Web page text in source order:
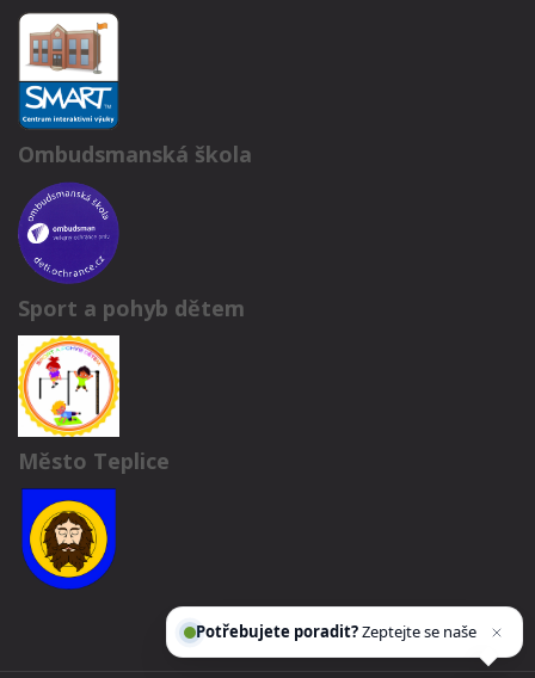
Ombudsmanská škola
Sport a pohyb dětem
Město Teplice
Potřebujete poradit?Zeptejte se našeho
asiste